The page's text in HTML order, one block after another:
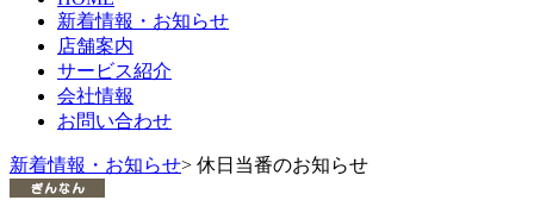
新着情報・お知らせ
店舗案内
サービス紹介
会社情報
お問い合わせ
新着情報・お知らせ> 休日当番のお知らせ